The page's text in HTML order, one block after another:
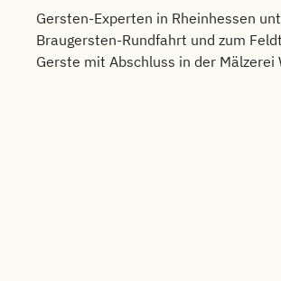
Gersten-Experten in Rheinhessen
Braugersten-Rundfahrt und zum
Gerste mit Abschluss in der Mälzerei